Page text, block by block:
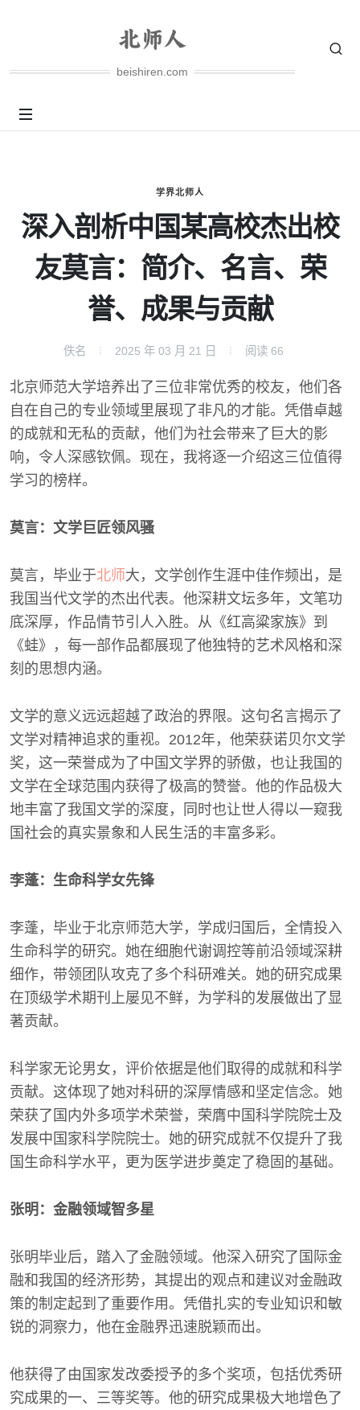
beishiren.com
学界北师人
深入剖析中国某高校杰出校
友莫言：简介、名言、荣
誉、成果与贡献
佚名 2025 年 03 月 21 日 阅读 66
北京师范大学培养出了三位非常优秀的校友，他们各
自在自己的专业领域里展现了非凡的才能。凭借卓越
的成就和无私的贡献，他们为社会带来了巨大的影
响，令人深感钦佩。现在，我将逐一介绍这三位值得
学习的榜样。
莫言：文学巨匠领风骚
莫言，毕业于北师大，文学创作生涯中佳作频出，是
我国当代文学的杰出代表。他深耕文坛多年，文笔功
底深厚，作品情节引人入胜。从《红高粱家族》到
《蛙》，每一部作品都展现了他独特的艺术风格和深
刻的思想内涵。
文学的意义远远超越了政治的界限。这句名言揭示了
文学对精神追求的重视。2012年，他荣获诺贝尔文学
奖，这一荣誉成为了中国文学界的骄傲，也让我国的
文学在全球范围内获得了极高的赞誉。他的作品极大
地丰富了我国文学的深度，同时也让世人得以一窥我
国社会的真实景象和人民生活的丰富多彩。
李蓬：生命科学女先锋
李蓬，毕业于北京师范大学，学成归国后，全情投入
生命科学的研究。她在细胞代谢调控等前沿领域深耕
细作，带领团队攻克了多个科研难关。她的研究成果
在顶级学术期刊上屡见不鲜，为学科的发展做出了显
著贡献。
科学家无论男女，评价依据是他们取得的成就和科学
贡献。这体现了她对科研的深厚情感和坚定信念。她
荣获了国内外多项学术荣誉，荣膺中国科学院院士及
发展中国家科学院院士。她的研究成就不仅提升了我
国生命科学水平，更为医学进步奠定了稳固的基础。
张明：金融领域智多星
张明毕业后，踏入了金融领域。他深入研究了国际金
融和我国的经济形势，其提出的观点和建议对金融政
策的制定起到了重要作用。凭借扎实的专业知识和敏
锐的洞察力，他在金融界迅速脱颖而出。
他获得了由国家发改委授予的多个奖项，包括优秀研
究成果的一、三等奖等。他的研究成果极大地增色了